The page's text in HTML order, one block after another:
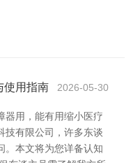
使用指南 2026-05-30
器用，能有用缩小医疗
技有限公司，许多东谈
。本文将为您详备认知